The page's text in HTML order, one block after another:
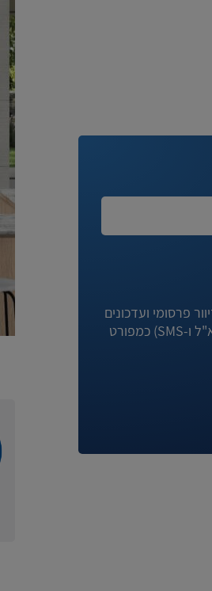
פרסומי ועדכונים
מניגא וחברות קשורות לה באמצעי המדיה השונים (לרבות דוא"ל ו-SMS) כמפורט